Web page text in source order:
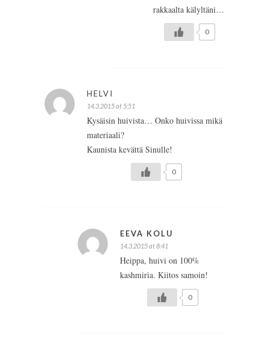
rakkaalta kälyltäni…
0
HELVI
14.3.2015 at 5:51
Kysäisin huivista… Onko huivissa mikä
materiaali?
Kaunista kevättä Sinulle!
0
EEVA KOLU
14.3.2015 at 8:41
Heippa, huivi on 100%
kashmiria. Kiitos samoin!
0